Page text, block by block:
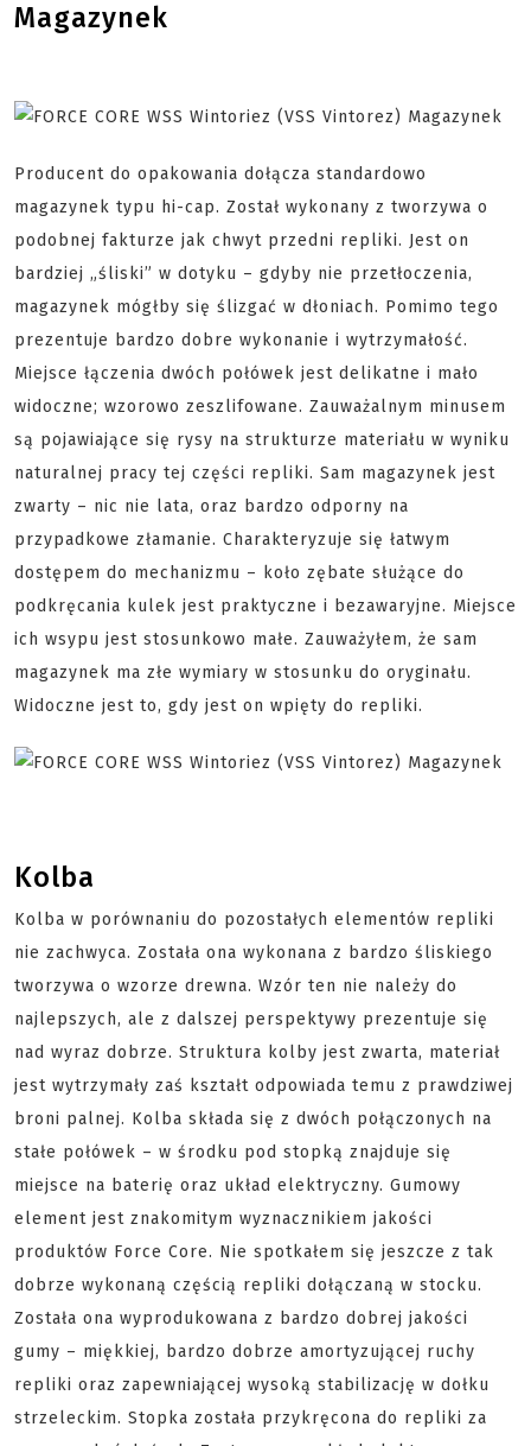
Magazynek
Producent do opakowania dołącza standardowo
magazynek typu hi-cap. Został wykonany z tworzywa o
podobnej fakturze jak chwyt przedni repliki. Jest on
bardziej „śliski” w dotyku – gdyby nie przetłoczenia,
magazynek mógłby się ślizgać w dłoniach. Pomimo tego
prezentuje bardzo dobre wykonanie i wytrzymałość.
Miejsce łączenia dwóch połówek jest delikatne i mało
widoczne; wzorowo zeszlifowane. Zauważalnym minusem
są pojawiające się rysy na strukturze materiału w wyniku
naturalnej pracy tej części repliki. Sam magazynek jest
zwarty – nic nie lata, oraz bardzo odporny na
przypadkowe złamanie. Charakteryzuje się łatwym
dostępem do mechanizmu – koło zębate służące do
podkręcania kulek jest praktyczne i bezawaryjne. Miejsce
ich wsypu jest stosunkowo małe. Zauważyłem, że sam
magazynek ma złe wymiary w stosunku do oryginału.
Widoczne jest to, gdy jest on wpięty do repliki.
Kolba
Kolba w porównaniu do pozostałych elementów repliki
nie zachwyca. Została ona wykonana z bardzo śliskiego
tworzywa o wzorze drewna. Wzór ten nie należy do
najlepszych, ale z dalszej perspektywy prezentuje się
nad wyraz dobrze. Struktura kolby jest zwarta, materiał
jest wytrzymały zaś kształt odpowiada temu z prawdziwej
broni palnej. Kolba składa się z dwóch połączonych na
stałe połówek – w środku pod stopką znajduje się
miejsce na baterię oraz układ elektryczny. Gumowy
element jest znakomitym wyznacznikiem jakości
produktów Force Core. Nie spotkałem się jeszcze z tak
dobrze wykonaną częścią repliki dołączaną w stocku.
Została ona wyprodukowana z bardzo dobrej jakości
gumy – miękkiej, bardzo dobrze amortyzującej ruchy
repliki oraz zapewniającej wysoką stabilizację w dołku
strzeleckim. Stopka została przykręcona do repliki za